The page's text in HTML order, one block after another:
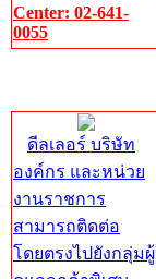
Center: 02-641-
0055
ดีลเลอร์ บริษัท
องค์กร และหน่วย
งานราชการ
สามารถติดต่อ
โดยตรงไปยังกลุ่มผู้